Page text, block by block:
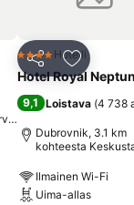
Jaa Lisää
4 Tähtiluokitus
Hotelli
Hotel Royal
9,1 Loistava (4 738
Dubrovnik, 3.1 km
kohteesta
Ilmainen Wi-Fi
Uima-allas